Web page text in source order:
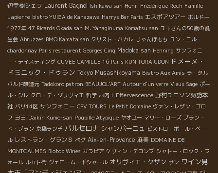
辺幸樹シェフ Laurent Bagnol Ishikawa san Henri Frédérique Roch Famille
Lapierre bistro YUIGA de Kanazawa Harrys Bar Paris エスポアツアー ボルドー
1977年 47 Ricards Okada san M. Yanaginuma Komatsu san ユキさんの50歳の誕
生会 Abruzzes BMO Kamata san クリスト・パカレ じゃんぼもち ユン・ニル
chardonnay Paris restaurent Georges Cinq Madoka san Henning サンフォニ
ー・テイスティング CUVEE CAMILLE 16 Paris KUNITORA UDON ドメーヌ・
ドミニック・ドゥラン Tokyo Musashikoyama Bistro Aux Amis ラ・タル
バルド醸造元 Tadokoro patron BEAUJOL'ART Autour d'un verre Vieux Sage ポー
ル・ジレ クロ・デ・ゾリヴィエ 哲学 お肉 L'Effervescence 野村ユニソン諏訪本
社 パリ14区 サンフォニー CPV TOURS Le Petit Domaine ヴァン・レザン・ゴロ
ワ ヨヨ Daikin Kume-san Poupille Atypique ヤオユー マリー・ローズ ブラン・
ド・ブラン 京橋ランチ バルセロナ シャンパーニュ ビストロ・ポール・ベー
ル レストラン・グラン８ ペグ Aix-en-Provence 麻美 DOMAINE DE
MONTCALMES Biotop Wines ガラピア ケヴィン・デコンブ シャトー・ロック・フ
ォール ルカト街 ジェローム・ギシャール オリヴィエ・クザン サン ワイン見